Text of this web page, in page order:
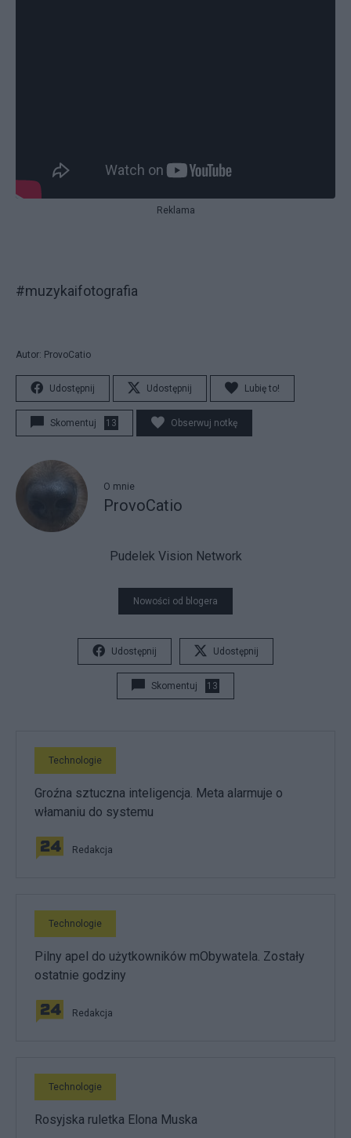
Reklama
#muzykaifotografia
Autor: ProvoCatio
Udostępnij Udostępnij Lubię to!
Skomentuj 13 Obserwuj notkę
O mnie
ProvoCatio
Pudelek Vision Network
Nowości od blogera
Udostępnij Udostępnij
Skomentuj 13
Technologie
Groźna sztuczna inteligencja. Meta alarmuje o
włamaniu do systemu
Redakcja
Technologie
Pilny apel do użytkowników mObywatela. Zostały
ostatnie godziny
Redakcja
Technologie
Rosyjska ruletka Elona Muska